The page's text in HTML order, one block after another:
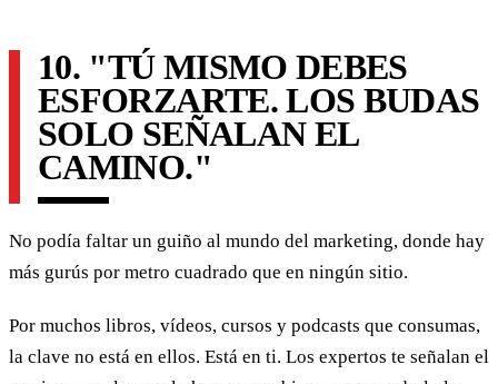
10. "TÚ MISMO DEBES
ESFORZARTE. LOS BUDAS
SOLO SEÑALAN EL
CAMINO."
No podía faltar un guiño al mundo del marketing, donde hay
más gurús por metro cuadrado que en ningún sitio.
Por muchos libros, vídeos, cursos y podcasts que consumas,
la clave no está en ellos. Está en ti. Los expertos te señalan el